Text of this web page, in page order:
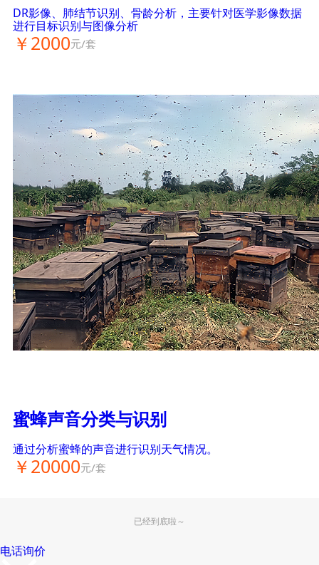
DR影像、肺结节识别、骨龄分析，主要针对医学影像数据
进行目标识别与图像分析
￥2000元/套
蜜蜂声音分类与识别
通过分析蜜蜂的声音进行识别天气情况。
￥20000元/套
已经到底啦～
电话询价